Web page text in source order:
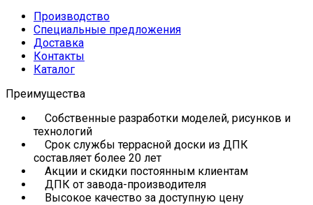
Производство
Специальные предложения
Доставка
Контакты
Каталог
Преимущества
Собственные разработки моделей, рисунков и
технологий
Срок службы террасной доски из ДПК
составляет более 20 лет
Акции и скидки постоянным клиентам
ДПК от завода-производителя
Высокое качество за доступную цену